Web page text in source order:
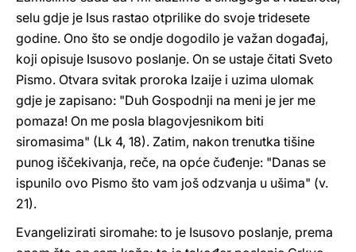
selu gdje je Isus rastao otprilike do svoje tridesete
godine. Ono što se ondje dogodilo je važan događaj,
koji opisuje Isusovo poslanje. On se ustaje čitati Sveto
Pismo. Otvara svitak proroka Izaije i uzima ulomak
gdje je zapisano: "Duh Gospodnji na meni je jer me
pomaza! On me posla blagovjesnikom biti
siromasima" (Lk 4, 18). Zatim, nakon trenutka tišine
punog iščekivanja, reče, na opće čuđenje: "Danas se
ispunilo ovo Pismo što vam još odzvanja u ušima" (v.
21).
Evangelizirati siromahe: to je Isusovo poslanje, prema